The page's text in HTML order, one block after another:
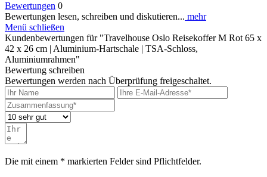
Bewertungen 0
Bewertungen lesen, schreiben und diskutieren... mehr
Menü schließen
Kundenbewertungen für "Travelhouse Oslo Reisekoffer M Rot 65 x
42 x 26 cm | Aluminium-Hartschale | TSA-Schloss,
Aluminiumrahmen"
Bewertung schreiben
Bewertungen werden nach Überprüfung freigeschaltet.
Die mit einem * markierten Felder sind Pflichtfelder.